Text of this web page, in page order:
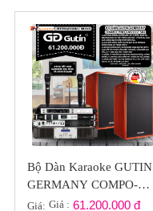
Bộ Dàn Karaoke GUTIN
GERMANY COMPO-
PRO GP2022-S02
Giá: Giá : 61.200.000 đ